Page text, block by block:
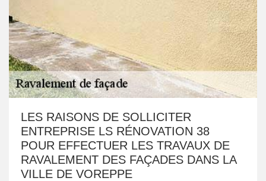
LES RAISONS DE SOLLICITER
ENTREPRISE LS RÉNOVATION 38
POUR EFFECTUER LES TRAVAUX DE
RAVALEMENT DES FAÇADES DANS LA
VILLE DE VOREPPE